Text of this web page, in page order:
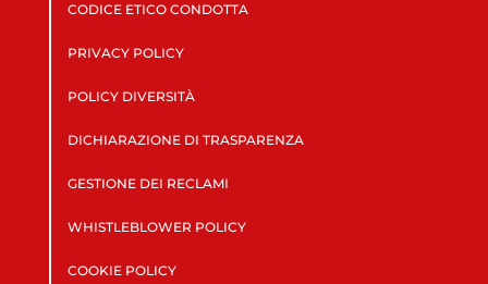
CODICE ETICO CONDOTTA
PRIVACY POLICY
POLICY DIVERSITÀ
DICHIARAZIONE DI TRASPARENZA
GESTIONE DEI RECLAMI
WHISTLEBLOWER POLICY
COOKIE POLICY